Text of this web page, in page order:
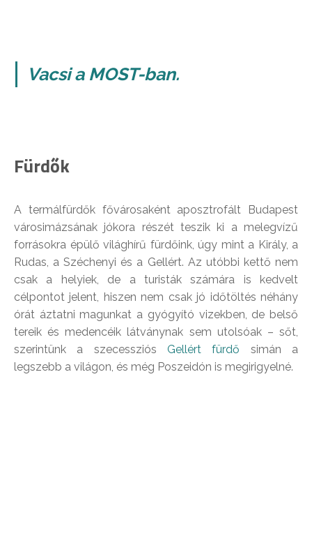
Vacsi a MOST-ban.
Fürdők
A termálfürdők fővárosaként aposztrofált Budapest
városimázsának jókora részét teszik ki a melegvízű
forrásokra épülő világhírű fürdőink, úgy mint a Király, a
Rudas, a Széchenyi és a Gellért. Az utóbbi kettő nem
csak a helyiek, de a turisták számára is kedvelt
célpontot jelent, hiszen nem csak jó időtöltés néhány
órát áztatni magunkat a gyógyító vizekben, de belső
tereik és medencéik látványnak sem utolsóak – sőt,
szerintünk a szecessziós Gellért fürdő simán a
legszebb a világon, és még Poszeidón is megirigyelné.